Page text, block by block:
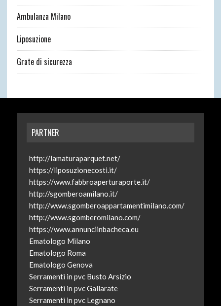
Ambulanza Milano
Liposuzione
Grate di sicurezza
PARTNER
http://lamaturaparquet.net/
https://liposuzionecosti.it/
https://www.fabbroaperturaporte.it/
http://sgomberoamilano.it/
http://www.sgomberoappartamentimilano.com/
http://www.sgomberomilano.com/
https://www.annunciinbacheca.eu
Ematologo Milano
Ematologo Roma
Ematologo Genova
Serramenti in pvc Busto Arsizio
Serramenti in pvc Gallarate
Serramenti in pvc Legnano